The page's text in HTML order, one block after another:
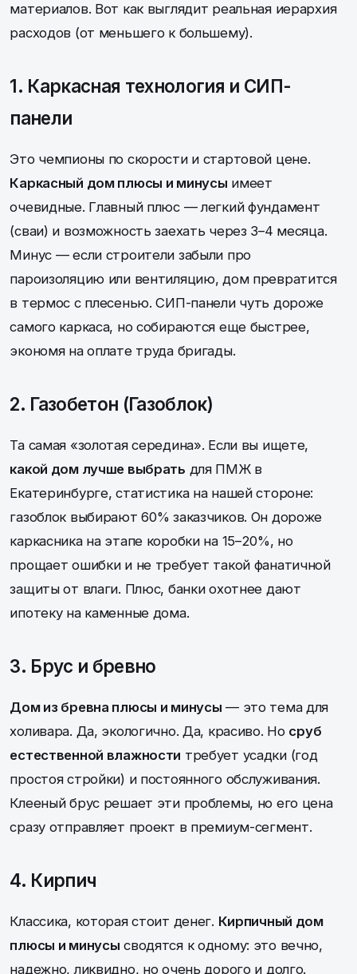
материалов. Вот как выглядит реальная иерархия
расходов (от меньшего к большему).
1. Каркасная технология и СИП-
панели
Это чемпионы по скорости и стартовой цене.
Каркасный дом плюсы и минусы имеет
очевидные. Главный плюс — легкий фундамент
(сваи) и возможность заехать через 3–4 месяца.
Минус — если строители забыли про
пароизоляцию или вентиляцию, дом превратится
в термос с плесенью. СИП-панели чуть дороже
самого каркаса, но собираются еще быстрее,
экономя на оплате труда бригады.
2. Газобетон (Газоблок)
Та самая «золотая середина». Если вы ищете,
какой дом лучше выбрать для ПМЖ в
Екатеринбурге, статистика на нашей стороне:
газоблок выбирают 60% заказчиков. Он дороже
каркасника на этапе коробки на 15–20%, но
прощает ошибки и не требует такой фанатичной
защиты от влаги. Плюс, банки охотнее дают
ипотеку на каменные дома.
3. Брус и бревно
Дом из бревна плюсы и минусы — это тема для
холивара. Да, экологично. Да, красиво. Но сруб
естественной влажности требует усадки (год
простоя стройки) и постоянного обслуживания.
Клееный брус решает эти проблемы, но его цена
сразу отправляет проект в премиум-сегмент.
4. Кирпич
Классика, которая стоит денег. Кирпичный дом
плюсы и минусы сводятся к одному: это вечно,
надежно, ликвидно, но очень дорого и долго.